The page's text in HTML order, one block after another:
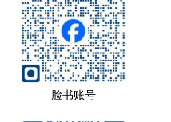
脸书账号